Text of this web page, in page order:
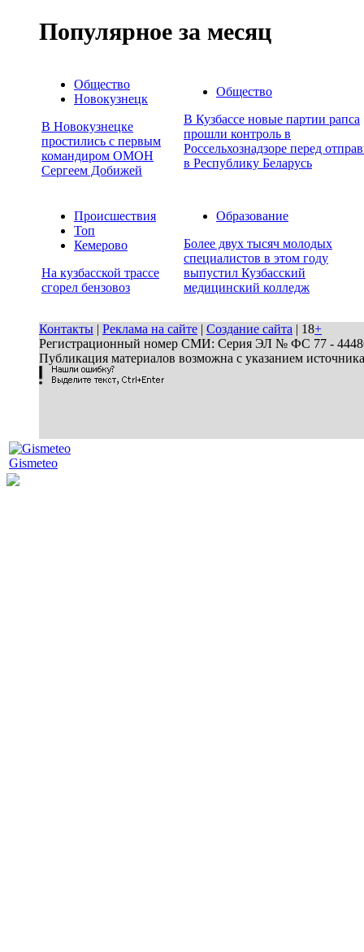
Популярное за месяц
Общество
Новокузнецк
В Новокузнецке
простились с первым
командиром ОМОН
Сергеем Добижей
Общество
В Кузбассе новые партии рапса
прошли контроль в
Россельхознадзоре перед
в Республику Беларусь
Происшествия
Топ
Кемерово
На кузбасской трассе
сгорел бензовоз
Образование
Более двух тысяч молодых
специалистов в этом году
выпустил Кузбасский
медицинский колледж
Контакты | Реклама на сайте | Создание сайта | 18+
Регистрационный номер СМИ: Серия ЭЛ № ФС 77 - 44486
Публикация материалов возможна с указанием
Gismeteo